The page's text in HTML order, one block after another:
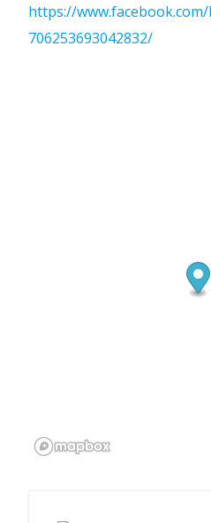
https://
706253693042832/